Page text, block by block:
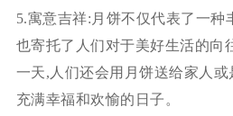
5.寓意吉祥:月饼不仅代表了一种
也寄托了人们对于美好生活的向
一天,人们还会用月饼送给家人
充满幸福和欢愉的日子。